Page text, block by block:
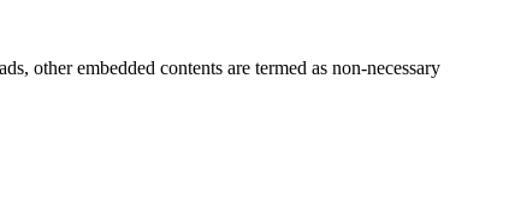
other embedded contents are termed as non-necessary